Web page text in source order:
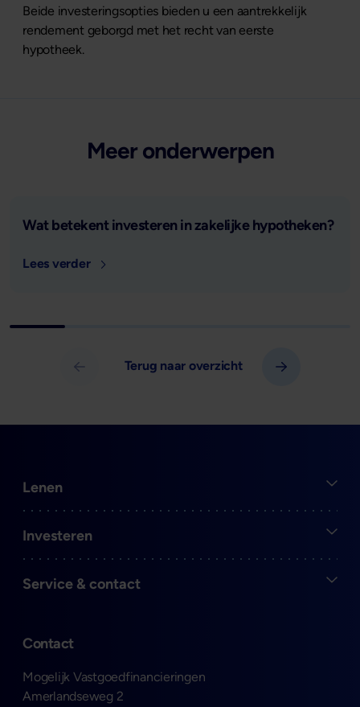
Beide investeringsopties bieden u een aantrekkelijk
rendement geborgd met het recht van eerste
hypotheek.
Meer onderwerpen
Lees verder
Wat betekent investeren in zakelijke hypotheken?
Lees verder
Vorige slide
Terug naar overzicht
Volgende
Contact
Mogelijk Vastgoedfinancieringen
Amerlandseweg 2
Open
Lenen
Open
Investeren
Open
Service & contact